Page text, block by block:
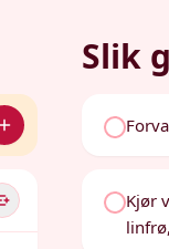
Slik
Kjør